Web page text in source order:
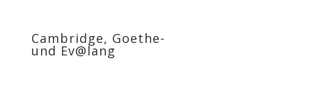
Cambridge, Goethe-
und Ev@lang